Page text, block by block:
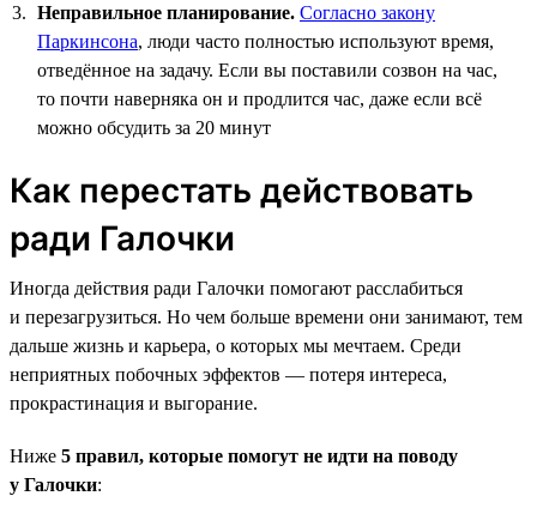
Неправильное планирование. Согласно закону
Паркинсона, люди часто полностью используют время,
отведённое на задачу. Если вы поставили созвон на час,
то почти наверняка он и продлится час, даже если всё
можно обсудить за 20 минут
Как перестать действовать
ради Галочки
Иногда действия ради Галочки помогают расслабиться
и перезагрузиться. Но чем больше времени они занимают, тем
дальше жизнь и карьера, о которых мы мечтаем. Среди
неприятных побочных эффектов — потеря интереса,
прокрастинация и выгорание.
Ниже 5 правил, которые помогут не идти на поводу
у Галочки: